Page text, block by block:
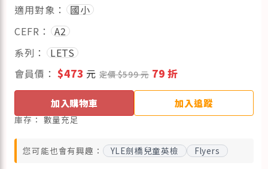
適用對象：
國小
CEFR：
A2
系列：
LETS
會員價： $473 元定價 $599 元 79 折
加入購物車 加入追蹤
庫存：數量充足
您可能也會有興趣： YLE劍橋兒童英檢 Flyers